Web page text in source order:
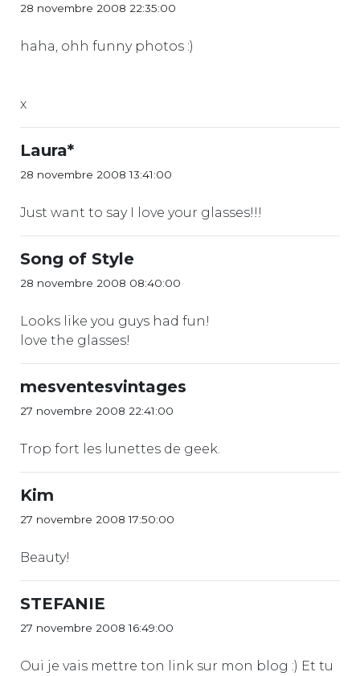
28 novembre 2008 22:35:00
haha, ohh funny photos :)
x
Laura*
28 novembre 2008 13:41:00
Just want to say I love your glasses!!!
Song of Style
28 novembre 2008 08:40:00
Looks like you guys had fun!
love the glasses!
mesventesvintages
27 novembre 2008 22:41:00
Trop fort les lunettes de geek.
Kim
27 novembre 2008 17:50:00
Beauty!
STEFANIE
27 novembre 2008 16:49:00
Oui je vais mettre ton link sur mon blog :) Et tu